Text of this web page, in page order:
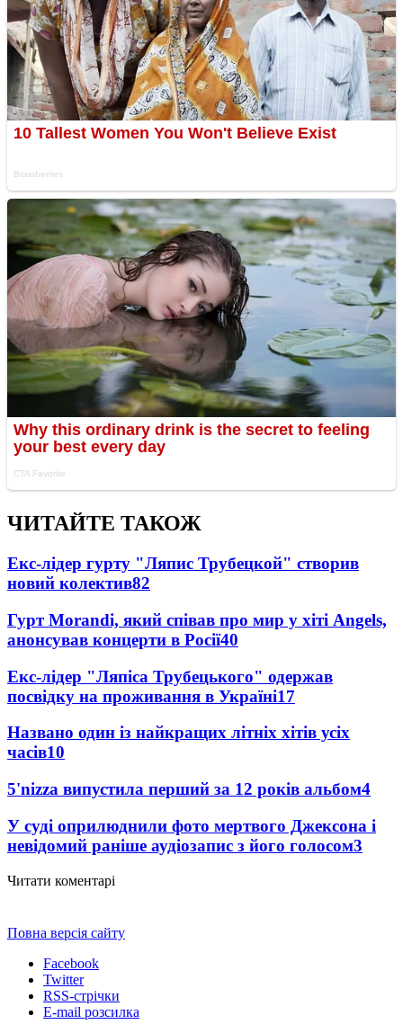
ЧИТАЙТЕ ТАКОЖ
Екс-лідер гурту "Ляпис Трубецкой" створив
новий колектив82
Гурт Morandi, який співав про мир у хіті Angels,
анонсував концерти в Росії40
Екс-лідер "Ляпіса Трубецького" одержав
посвідку на проживання в Україні17
Названо один із найкращих літніх хітів усіх
часів10
5'nizza випустила перший за 12 років альбом4
У суді оприлюднили фото мертвого Джексона і
невідомий раніше аудіозапис з його голосом3
Читати коментарі
Повна версія сайту
Facebook
Twitter
RSS-стрічки
E-mail розсилка